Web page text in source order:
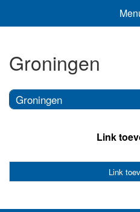
Groningen
Groningen
Link
Link